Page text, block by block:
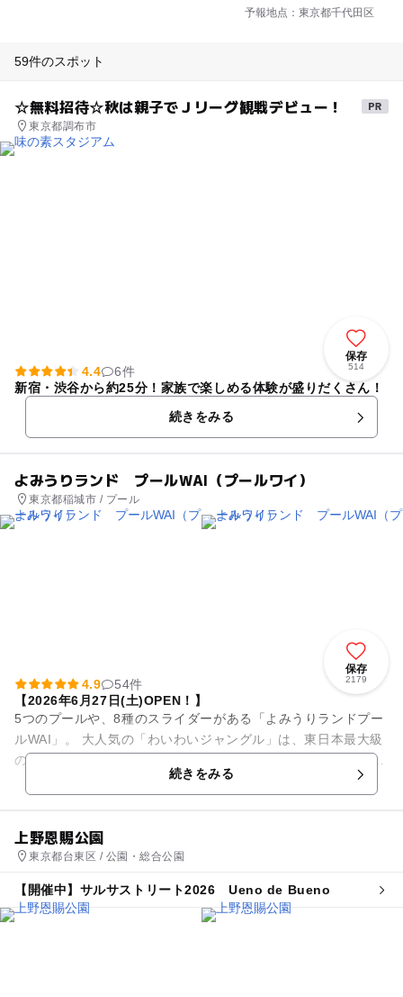
予報地点：東京都千代田区
59件のスポット
☆無料招待☆秋は親子でＪリーグ観戦デビュー！
東京都調布市
保存
514
4.4
6件
新宿・渋谷から約25分！家族で楽しめる体験が盛りだくさん！
続きをみる
よみうりランド プールWAI（プールワイ）
東京都稲城市 / プール
保存
2179
4.9
54件
【2026年6月27日(土)OPEN！】
5つのプールや、8種のスライダーがある「よみうりランドプー
ルWAI」。 大人気の「わいわいジャングル」は、東日本最大級
のバケツから2,300Lの水が降り注ぐ大迫力の水遊びエリア。大
続きをみる
上野恩賜公園
東京都台東区 / 公園・総合公園
【開催中】サルサストリート2026 Ueno de Bueno